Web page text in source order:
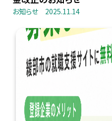
お知らせ 2025.11.14